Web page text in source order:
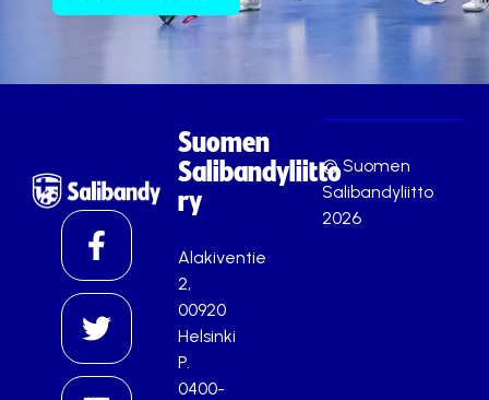
Suomen
Salibandyliitto
ry
Alakiventie
2,
00920
Helsinki
P.
0400-
© Suomen
Salibandyliitto
2026